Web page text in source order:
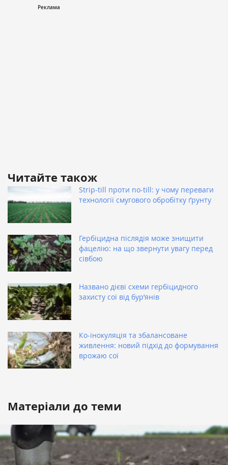
Читайте також
Strip-till проти no-till: у чому переваги
технології смугового обробітку ґрунту
Гербіцидна післядія може знищити
фацелію: на що звернути увагу перед
сівбою
Названо дієві схеми гербіцидного
захисту сої від бур’янів
Ко-інокуляція та збалансоване
живлення: новий підхід до формування
врожаю сої
Матеріали до теми